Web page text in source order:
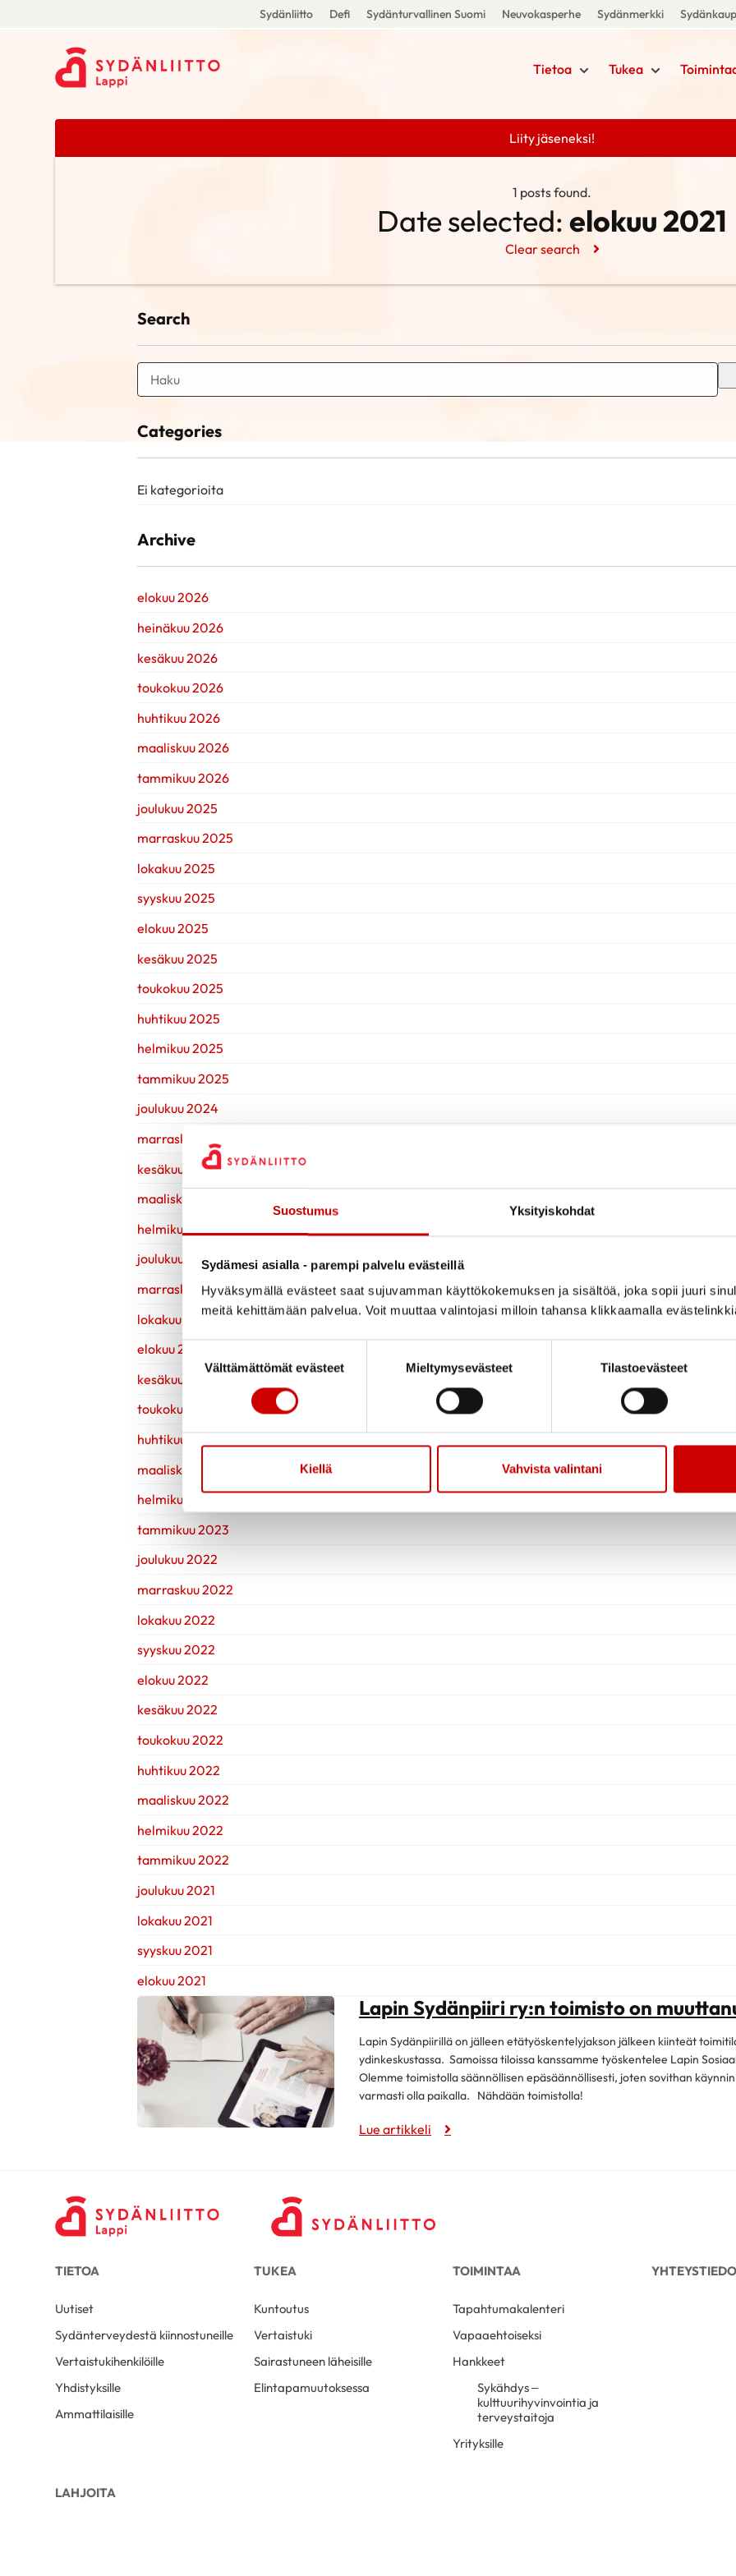
Suostumus Yksityiskohdat
Sydämesi asialla - parempi palvelu evästeillä
Hyväksymällä evästeet saat sujuvamman käyttökokemuksen ja sisältöä, joka sopii juuri
meitä kehittämään palvelua. Voit muuttaa valintojasi milloin tahansa klikkaamalla
Suostumuksen valinta
Välttämättömät evästeet
Mieltymysevästeet Tilastoevästeet
Kiellä Vahvista valintani
Sydänliitto Defi Sydänturvallinen Suomi Neuvokasperhe Sydänmerkki
Tietoa Tukea
Liity jäseneksi!
1 posts found.
Date selected: elokuu 2021
Clear search
Search
Categories
Ei kategorioita
Archive
elokuu 2026
heinäkuu 2026
kesäkuu 2026
toukokuu 2026
huhtikuu 2026
maaliskuu 2026
tammikuu 2026
joulukuu 2025
marraskuu 2025
lokakuu 2025
syyskuu 2025
elokuu 2025
kesäkuu 2025
toukokuu 2025
huhtikuu 2025
helmikuu 2025
tammikuu 2025
joulukuu 2024
marraskuu 2024
kesäkuu 2024
maaliskuu 2024
helmikuu 2024
joulukuu 2023
marraskuu 2023
lokakuu 2023
elokuu 2023
kesäkuu 2023
toukokuu 2023
huhtikuu 2023
maaliskuu 2023
helmikuu 2023
tammikuu 2023
joulukuu 2022
marraskuu 2022
lokakuu 2022
syyskuu 2022
elokuu 2022
kesäkuu 2022
toukokuu 2022
huhtikuu 2022
maaliskuu 2022
helmikuu 2022
tammikuu 2022
joulukuu 2021
lokakuu 2021
syyskuu 2021
elokuu 2021
Lapin Sydänpiiri ry:n toimisto on
Lapin Sydänpiirillä on jälleen etätyöskentelyjakson jälkeen kiinteät
ydinkeskustassa. Samoissa tiloissa kanssamme työskentelee Lapin
Olemme toimistolla säännöllisen epäsäännöllisesti, joten sovithan
varmasti olla paikalla. Nähdään toimistolla!
Lue artikkeli
TIETOA
Uutiset
Sydänterveydestä kiinnostuneille
Vertaistukihenkilöille
Yhdistyksille
Ammattilaisille
TUKEA
Kuntoutus
Vertaistuki
Sairastuneen läheisille
Elintapamuutoksessa
TOIMINTAA
Tapahtumakalenteri
Vapaaehtoiseksi
Hankkeet
Sykähdys –
kulttuurihyvinvointia ja
terveystaitoja
Yrityksille
LAHJOITA